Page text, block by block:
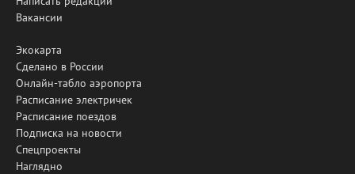
Вакансии
Экокарта
Сделано в России
Онлайн-табло аэропорта
Расписание электричек
Расписание поездов
Подписка на новости
Спецпроекты
Наглядно